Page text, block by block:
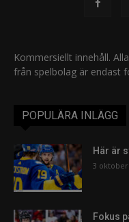
Kommersiellt innehåll.
från spelbolag är endast
POPULÄRA INLÄGG
Här är
3 oktober
Fokus